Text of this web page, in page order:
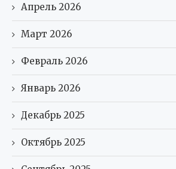
Апрель 2026
Март 2026
Февраль 2026
Январь 2026
Декабрь 2025
Октябрь 2025